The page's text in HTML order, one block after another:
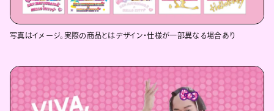
写真はイメージ。実際の商品とはデザイン・仕様が一部異なる場合あり